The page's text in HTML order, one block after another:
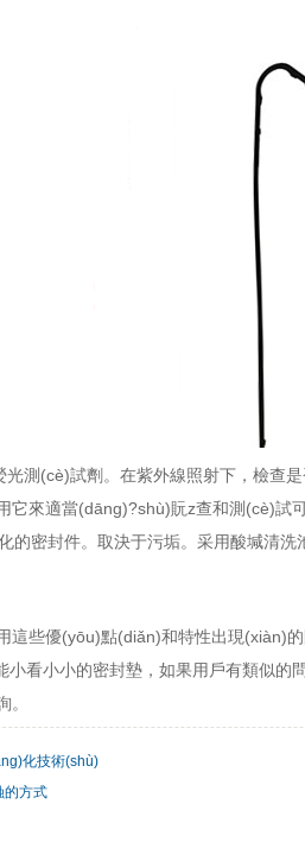
(cè)試劑。在紫外線照射下，檢查是否
它來適當(dāng)?shù)貦z查和測(cè)試
密封件。取決于污垢。采用酸
這些優(yōu)點(diǎn)和特性出現(xiàn)
小看小小的密封墊，如果用戶有類似
。
化技術(shù)
的方式